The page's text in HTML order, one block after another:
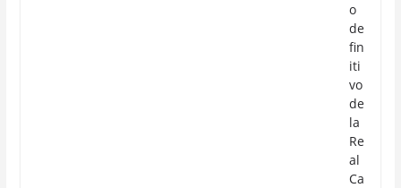
o
de
fin
iti
vo
de
la
Re
al
Ca